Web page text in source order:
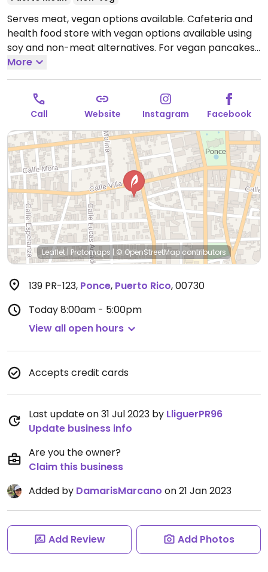
Serves meat, vegan options available. Cafeteria and
health food store with vegan options available using
soy and non-meat alternatives. For vegan pancakes
ask to be made with Birch Benders classic mix.
Mon-Sat 8:00am-5:00pm.Closed Sun.
More
Call Website Instagram Facebook
Leaflet | Protomaps | © OpenStreetMap contributors
139 PR-123, Ponce, Puerto Rico,00730
Today8:00am - 5:00pm
View all open hours
Accepts credit cards
Last update on 31 Jul 2023 by LliguerPR96
Update business info
Are you the owner?
Claim this business
Added by DamarisMarcano on 21 Jan 2023
Add Review Add Photos